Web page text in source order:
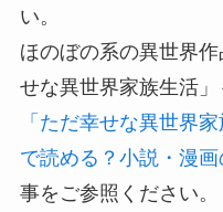
い。
ほのぼの系の異世界
せな異世界家族生活
「ただ幸せな異世界
で読める？小説・漫
事をご参照ください。